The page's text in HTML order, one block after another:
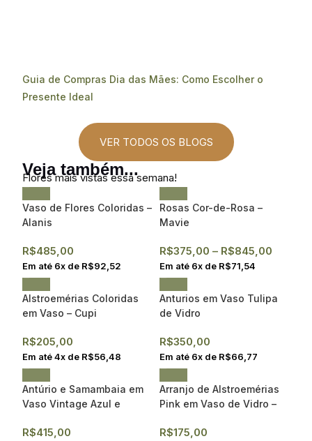
Guia de Compras Dia das Mães: Como Escolher o
Presente Ideal
VER TODOS OS BLOGS
Veja também...
Flores mais vistas essa semana!
Vaso de Flores Coloridas –
Alanis
R$485,00
Em até 6x de R$92,52
Rosas Cor-de-Rosa –
Mavie
R$375,00 – R$845,00
Em até 6x de R$71,54
Alstroemérias Coloridas
em Vaso – Cupi
R$205,00
Em até4x de R$56,48
Anturios em Vaso Tulipa
de Vidro
R$350,00
Em até 6x de R$66,77
Antúrio e Samambaia em
Vaso Vintage Azul e
R$415,00
Arranjo de Alstroemérias
Pink em Vaso de Vidro –
R$175,00